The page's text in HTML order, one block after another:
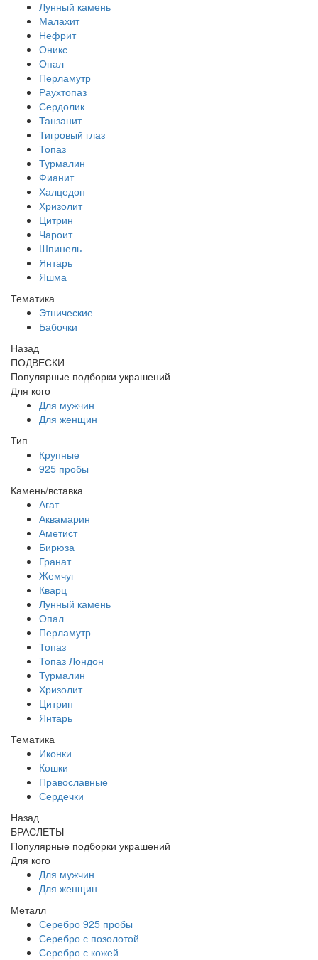
Лунный камень
Малахит
Нефрит
Оникс
Опал
Перламутр
Раухтопаз
Сердолик
Танзанит
Тигровый глаз
Топаз
Турмалин
Фианит
Халцедон
Хризолит
Цитрин
Чароит
Шпинель
Янтарь
Яшма
Тематика
Этнические
Бабочки
Назад
ПОДВЕСКИ
Популярные подборки украшений
Для кого
Для мужчин
Для женщин
Тип
Крупные
925 пробы
Камень/вставка
Агат
Аквамарин
Аметист
Бирюза
Гранат
Жемчуг
Кварц
Лунный камень
Опал
Перламутр
Топаз
Топаз Лондон
Турмалин
Хризолит
Цитрин
Янтарь
Тематика
Иконки
Кошки
Православные
Сердечки
Назад
БРАСЛЕТЫ
Популярные подборки украшений
Для кого
Для мужчин
Для женщин
Металл
Серебро 925 пробы
Серебро с позолотой
Серебро с кожей